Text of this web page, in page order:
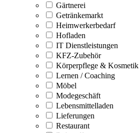
Gärtnerei
Getränkemarkt
Heimwerkerbedarf
Hofladen
IT Dienstleistungen
KFZ-Zubehör
Körperpflege & Kosmetik
Lernen / Coaching
Möbel
Modegeschäft
Lebensmittelladen
Lieferungen
Restaurant